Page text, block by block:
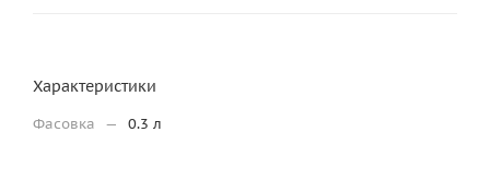
Характеристики
Фасовка — 0.3 л